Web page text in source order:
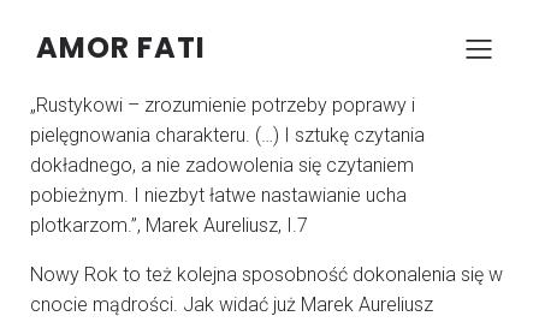
AMOR FATI
KONRAD SZCZYPCZYK
„Rustykowi – zrozumienie potrzeby poprawy i
pielęgnowania charakteru. (…) I sztukę czytania
dokładnego, a nie zadowolenia się czytaniem
pobieżnym. I niezbyt łatwe nastawianie ucha
plotkarzom.”, Marek Aureliusz, I.7
Nowy Rok to też kolejna sposobność dokonalenia się w
cnocie mądrości. Jak widać już Marek Aureliusz